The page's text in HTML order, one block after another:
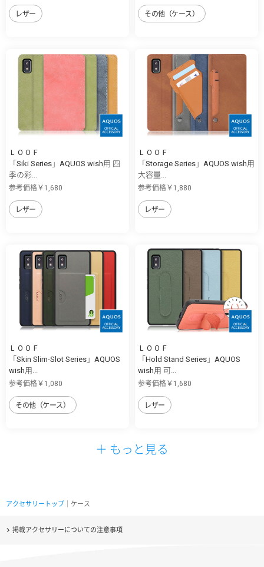
レザー その他（ケース）
ＬＯＯＦ
「Siki Series」AQUOS wish用 四
季の彩...
参考価格￥1,680
レザー
ＬＯＯＦ
「Storage Series」AQUOS wish用
大容量...
参考価格￥1,880
レザー
ＬＯＯＦ
「Skin Slim-Slot Series」AQUOS
wish用...
参考価格￥1,080
その他（ケース）
ＬＯＯＦ
「Hold Stand Series」AQUOS
wish用 可...
参考価格￥1,680
レザー
＋ もっと見る
アクセサリートップ ｜ケース
掲載アクセサリーについての注意事項